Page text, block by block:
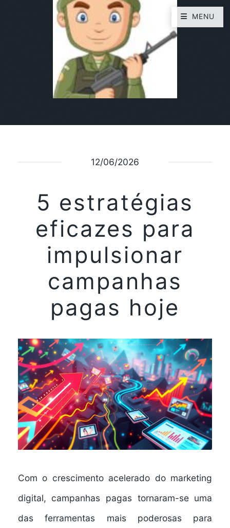
12/06/2026
5 estratégias
eficazes para
impulsionar
campanhas
pagas hoje
Com o crescimento acelerado do marketing
digital, campanhas pagas tornaram-se uma
das ferramentas mais poderosas para
MENU